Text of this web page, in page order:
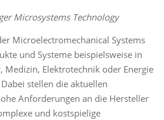
Microsystems Technology
Microelectromechanical Systems
und Systeme beispielsweise in
Medizin, Elektrotechnik oder Energie
stellen die aktuellen
Anforderungen an die Hersteller
und kostspielige